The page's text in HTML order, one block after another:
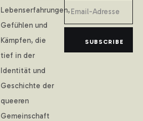
Lebenserfahrungen,
Gefühlen und
Kämpfen, die
tief in der
Identität und
Geschichte der
queeren
Gemeinschaft
SUBSCRIBE